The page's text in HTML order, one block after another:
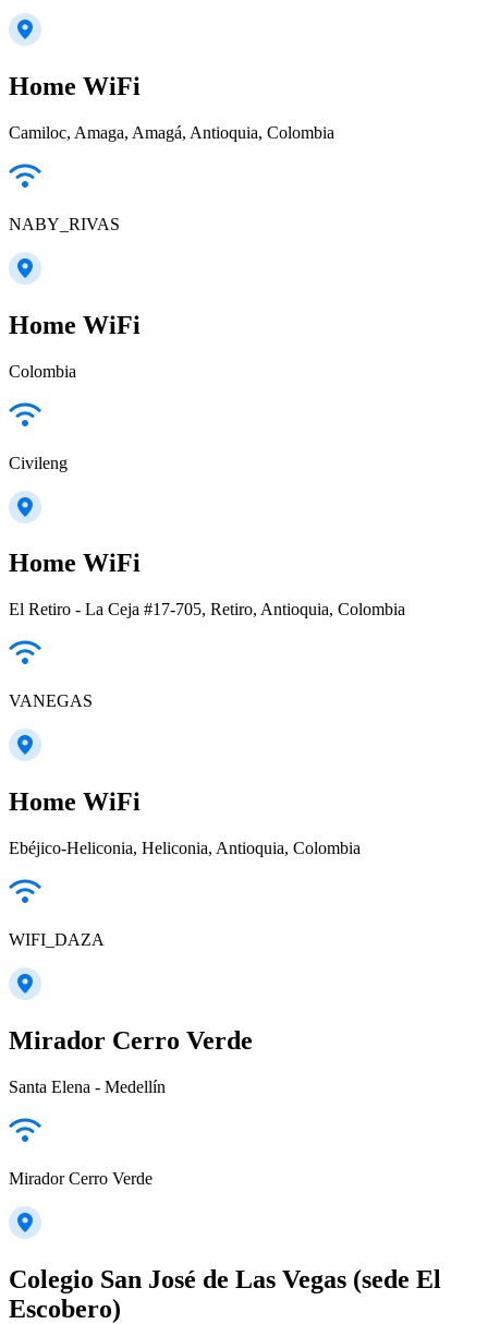
Home WiFi
Camiloc, Amaga, Amagá, Antioquia, Colombia
NABY_RIVAS
Home WiFi
Colombia
Civileng
Home WiFi
El Retiro - La Ceja #17-705, Retiro, Antioquia, Colombia
VANEGAS
Home WiFi
Ebéjico-Heliconia, Heliconia, Antioquia, Colombia
WIFI_DAZA
Mirador Cerro Verde
Santa Elena - Medellín
Mirador Cerro Verde
Colegio San José de Las Vegas (sede El
Escobero)